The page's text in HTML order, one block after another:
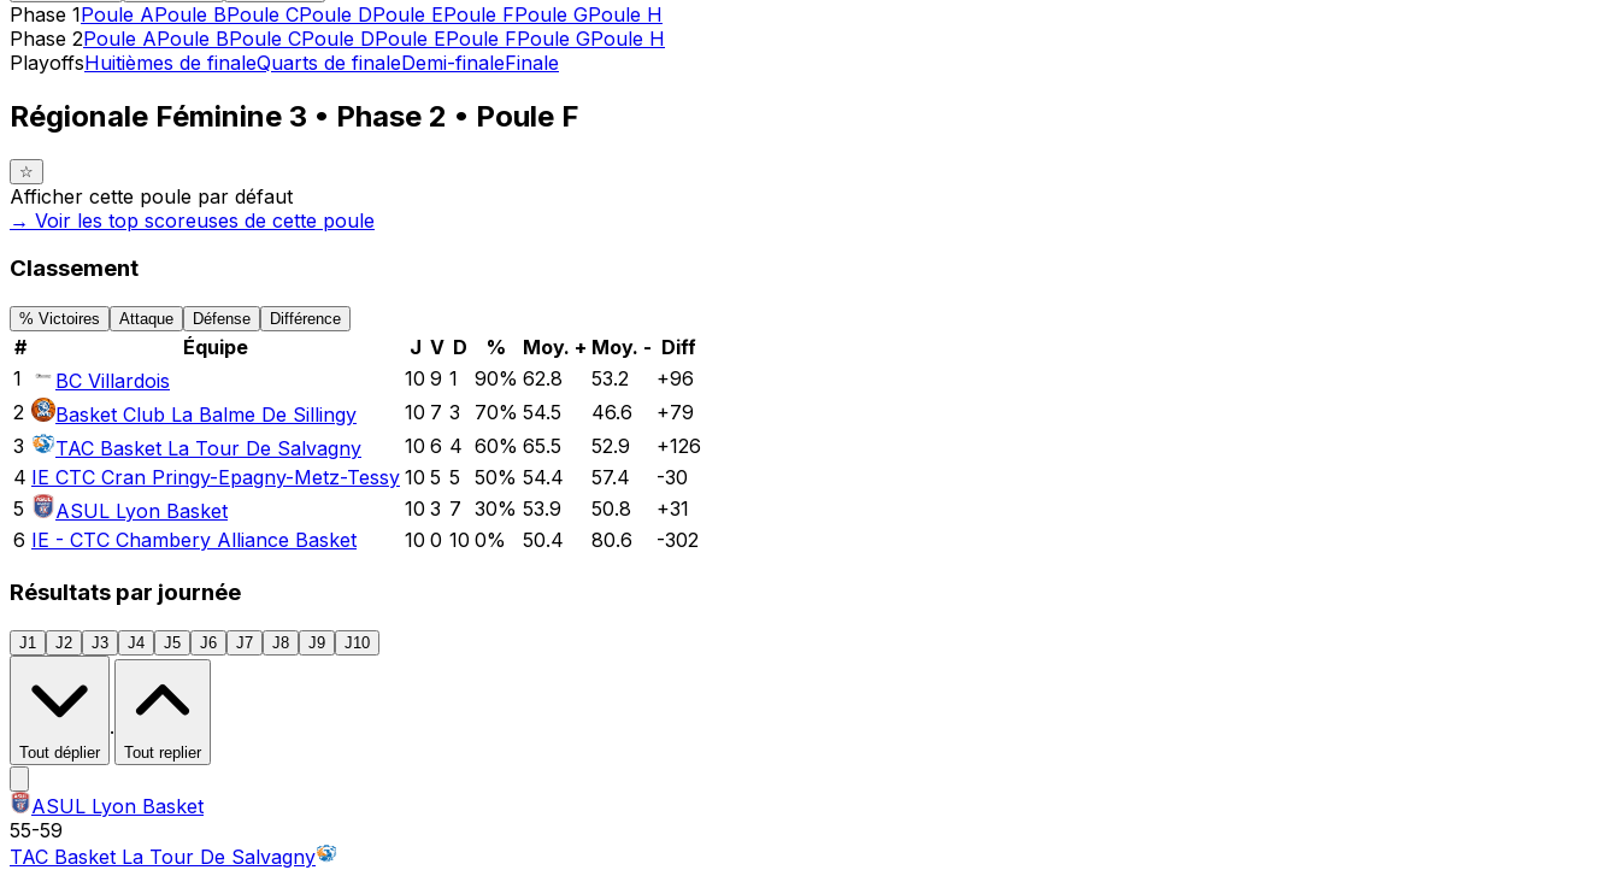
Phase 1Poule APoule BPoule CPoule DPoule EPoule FPoule GPoule H
Phase 2Poule APoule BPoule CPoule DPoule EPoule FPoule GPoule H
PlayoffsHuitièmes de finaleQuarts de finaleDemi-finaleFinale
Régionale Féminine 3 • Phase 2 • Poule F
☆
Afficher cette poule par défaut
→ Voir les top scoreuses de cette poule
Classement
% Victoires Attaque Défense Différence
# Équipe J V D % Moy. + Moy. - Diff
1
BC Villardois 10 9 1 90% 62.8 53.2 +96
2
Basket Club La Balme De Sillingy 10 7 3 70% 54.5 46.6 +79
3
TAC Basket La Tour De Salvagny 10 6 4 60% 65.5 52.9 +126
4 IE CTC Cran Pringy-Epagny-Metz-Tessy 10 5 5 50% 54.4 57.4
-30
5
ASUL Lyon Basket 10 3 7 30% 53.9 50.8 +31
6 IE - CTC Chambery Alliance Basket 10 0 10 0% 50.4 80.6 -302
Résultats par journée
J1 J2 J3 J4 J5 J6 J7 J8 J9 J10
Tout déplier
·
Tout replier
ASUL Lyon Basket
55-59
TAC Basket La Tour De Salvagny